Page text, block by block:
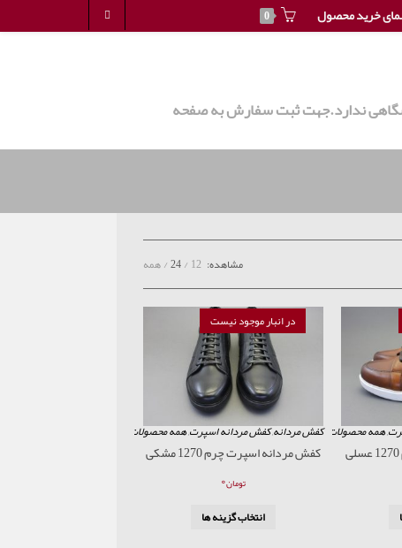
خرید محصول 0
ندارد.جهت ثبت سفارش به صفحه
مشاهده: 12
24 همه
,همه محصولات
در انبار موجود نیست
کفش مردانه,کفش مردانه اسپرت,همه محصولات
کفش مردانه اسپرت چرم 1270 مشکی
تومان۰
انتخاب گزینه ها